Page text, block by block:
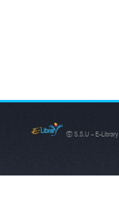
© S.S.U - E-Library